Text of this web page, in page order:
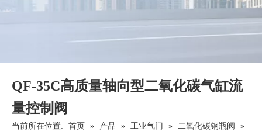
QF-35C高质量轴向型二氧化碳气缸流
量控制阀
当前所在位置: 首页 » 产品 » 工业气门 » 二氧化碳钢瓶阀 »